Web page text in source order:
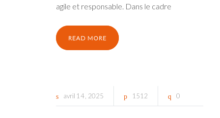
agile et responsable. Dans le cadre
READ MORE
avril 14 2025 1512 0